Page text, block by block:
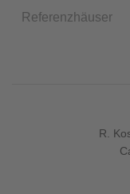
Referenzhäuser
R.